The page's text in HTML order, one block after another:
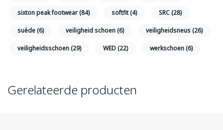
sixton peak footwear(84) softfit(4) SRC(28)
suède(6) veiligheid schoen(6) veiligheidsneus(26)
veiligheidsschoen(29) WED(22) werkschoen(6)
Gerelateerde producten